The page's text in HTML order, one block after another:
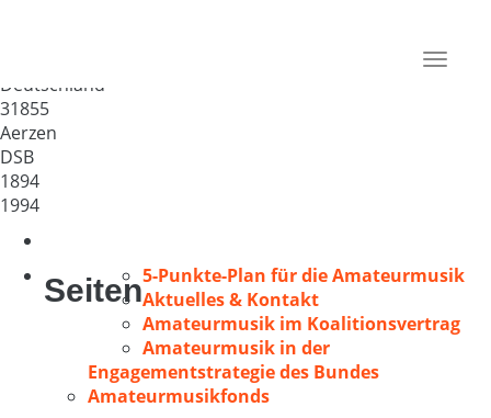
Toggle
Deutschland
31855
Aerzen
DSB
1894
1994
Seiten5-Punkte-Plan für die Amateurmusik
Aktuelles & Kontakt
Amateurmusik im Koalitionsvertrag
Amateurmusik in der
Engagementstrategie des Bundes
Amateurmusikfonds